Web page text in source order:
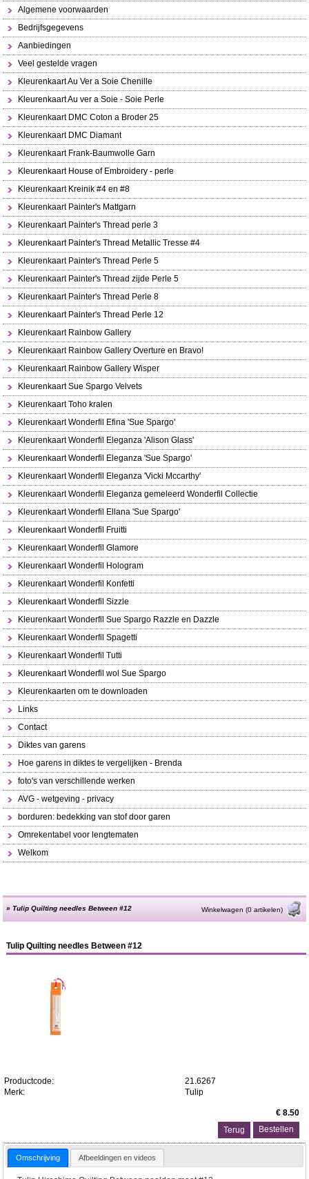
Algemene voorwaarden
Bedrijfsgegevens
Aanbiedingen
Veel gestelde vragen
Kleurenkaart Au Ver a Soie Chenille
Kleurenkaart Au ver a Soie - Soie Perle
Kleurenkaart DMC Coton a Broder 25
Kleurenkaart DMC Diamant
Kleurenkaart Frank-Baumwolle Garn
Kleurenkaart House of Embroidery - perle
Kleurenkaart Kreinik #4 en #8
Kleurenkaart Painter's Mattgarn
Kleurenkaart Painter's Thread perle 3
Kleurenkaart Painter's Thread Metallic Tresse #4
Kleurenkaart Painter's Thread Perle 5
Kleurenkaart Painter's Thread zijde Perle 5
Kleurenkaart Painter's Thread Perle 8
Kleurenkaart Painter's Thread Perle 12
Kleurenkaart Rainbow Gallery
Kleurenkaart Rainbow Gallery Overture en Bravo!
Kleurenkaart Rainbow Gallery Wisper
Kleurenkaart Sue Spargo Velvets
Kleurenkaart Toho kralen
Kleurenkaart Wonderfil Efina 'Sue Spargo'
Kleurenkaart Wonderfil Eleganza 'Alison Glass'
Kleurenkaart Wonderfil Eleganza 'Sue Spargo'
Kleurenkaart Wonderfil Eleganza 'Vicki Mccarthy'
Kleurenkaart Wonderfil Eleganza gemeleerd Wonderfil Collectie
Kleurenkaart Wonderfil Ellana 'Sue Spargo'
Kleurenkaart Wonderfil Fruitti
Kleurenkaart Wonderfil Glamore
Kleurenkaart Wonderfil Hologram
Kleurenkaart Wonderfil Konfetti
Kleurenkaart Wonderfil Sizzle
Kleurenkaart Wonderfil Sue Spargo Razzle en Dazzle
Kleurenkaart Wonderfil Spagetti
Kleurenkaart Wonderfil Tutti
Kleurenkaart Wonderfil wol Sue Spargo
Kleurenkaarten om te downloaden
Links
Contact
Diktes van garens
Hoe garens in diktes te vergelijken - Brenda
foto's van verschillende werken
AVG - wetgeving - privacy
borduren: bedekking van stof door garen
Omrekentabel voor lengtematen
Welkom
»Tulip Quilting needles Between #12 Winkelwagen (0 artikelen)
Tulip Quilting needles Between #12
Productcode:
21.6267
Merk:
Tulip
€ 8.50
Terug
Omschrijving Afbeeldingen en videos